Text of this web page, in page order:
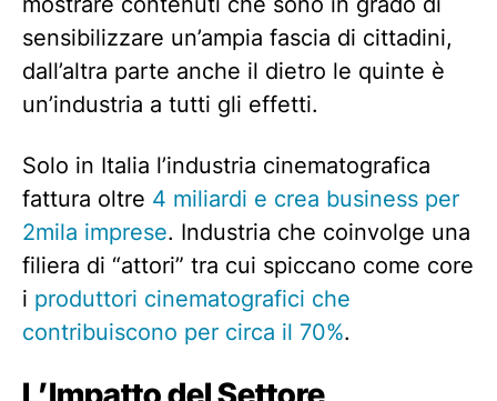
sensibilizzare un’ampia fascia di cittadini,
dall’altra parte anche il dietro le quinte è
un’industria a tutti gli effetti.
Solo in Italia l’industria cinematografica
fattura oltre 4 miliardi e crea business per
2mila imprese. Industria che coinvolge una
filiera di “attori” tra cui spiccano come core
i produttori cinematografici che
contribuiscono per circa il 70%.